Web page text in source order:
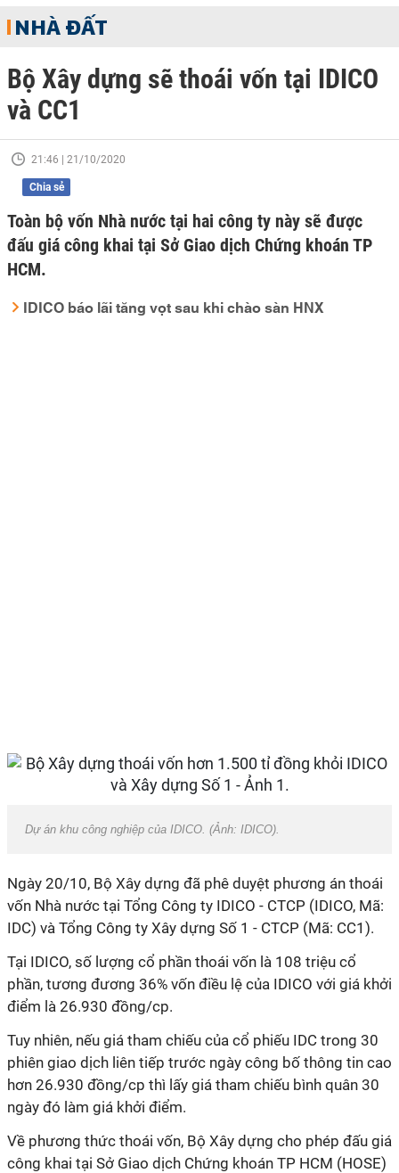
NHÀ ĐẤT
Bộ Xây dựng sẽ thoái vốn tại IDICO
và CC1
21:46 | 21/10/2020
Chia sẻ
Toàn bộ vốn Nhà nước tại hai công ty này sẽ được
đấu giá công khai tại Sở Giao dịch Chứng khoán TP
HCM.
IDICO báo lãi tăng vọt sau khi chào sàn HNX
Dự án khu công nghiệp của IDICO. (Ảnh: IDICO).
Ngày 20/10, Bộ Xây dựng đã phê duyệt phương án thoái
vốn Nhà nước tại Tổng Công ty IDICO - CTCP (IDICO, Mã:
IDC) và Tổng Công ty Xây dựng Số 1 - CTCP (Mã: CC1).
Tại IDICO, số lượng cổ phần thoái vốn là 108 triệu cổ
phần, tương đương 36% vốn điều lệ của IDICO với giá khởi
điểm là 26.930 đồng/cp.
Tuy nhiên, nếu giá tham chiếu của cổ phiếu IDC trong 30
phiên giao dịch liên tiếp trước ngày công bố thông tin cao
hơn 26.930 đồng/cp thì lấy giá tham chiếu bình quân 30
ngày đó làm giá khởi điểm.
Về phương thức thoái vốn, Bộ Xây dựng cho phép đấu giá
công khai tại Sở Giao dịch Chứng khoán TP HCM (HOSE)